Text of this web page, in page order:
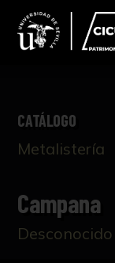
CATÁLOGO
Metalistería
Campana
Desconocido